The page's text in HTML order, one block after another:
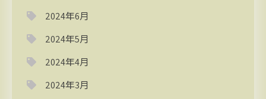
2024年6月
2024年5月
2024年4月
2024年3月